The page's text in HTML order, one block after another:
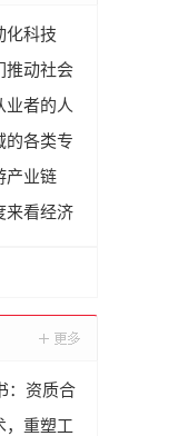
化科技
推动社会
业者的人
的各类专
产业链
来看经济
：资质合
，重塑工